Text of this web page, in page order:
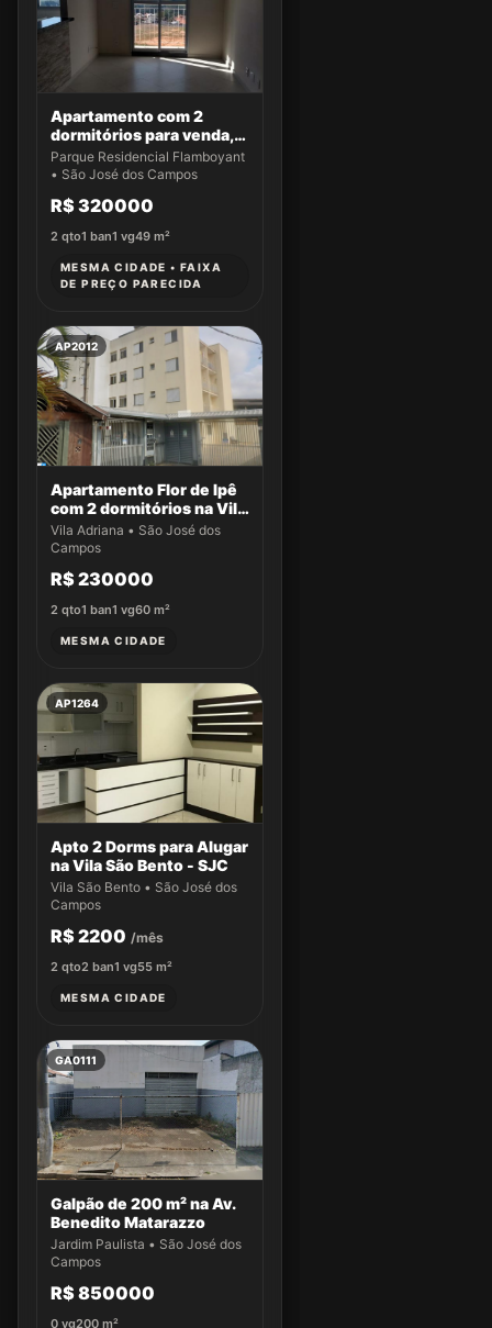
Apartamento com 2
dormitórios para venda,
49 m² por R$ 320.000,00
- Parque Residencial
dos Campos/SP
Parque Residencial Flamboyant
• São José dos Campos
R$ 320000
2 qto1 ban1 vg49 m²
MESMA CIDADE • FAIXA
DE PREÇO PARECIDA
AP2012
Apartamento Flor de Ipê
com 2 dormitórios na Vila
Adriana
Vila Adriana • São José dos
Campos
R$ 230000
2 qto1 ban1 vg60 m²
MESMA CIDADE
AP1264
Apto 2 Dorms para Alugar
na Vila São Bento - SJC
Vila São Bento • São José dos
Campos
R$ 2200 /mês
2 qto2 ban1 vg55 m²
MESMA CIDADE
GA0111
Galpão de 200 m² na Av.
Benedito Matarazzo
Jardim Paulista • São José dos
Campos
R$ 850000
0 vg200 m²